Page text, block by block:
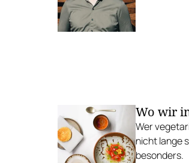
Wo wir
Wer
nicht lange
besonders.